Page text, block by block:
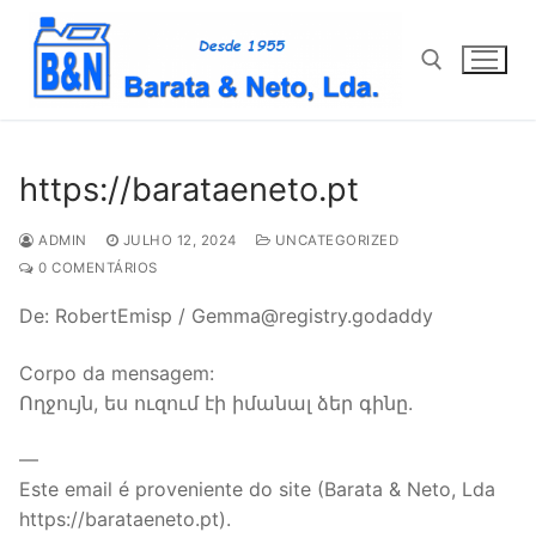
Saltar
para
conteúdo
https://barataeneto.pt
ADMIN JULHO 12, 2024
UNCATEGORIZED
0 COMENTÁRIOS
De: RobertEmisp / Gemma@registry.godaddy
Corpo da mensagem:
Ողջույն, ես ուզում էի իմանալ ձեր գինը.
—
Este email é proveniente do site (Barata & Neto, Lda
https://barataeneto.pt).